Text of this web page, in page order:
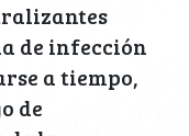
de infección
a tiempo,
de